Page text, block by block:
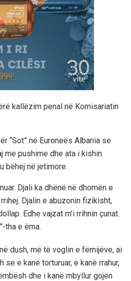
kallëzim penal në Komisariatin
“Sot” në Euroneës Albania se
me pushime dhe ata i kishin
bëhej në jetimore.
Djali ka dhënë në dhomën e
Djalin e abuzonin fizikisht,
Edhe vajzat m’i rrihnin çunat.
tha e ëma.
dush, më të voglin e fëmijëve, ai
e kanë torturuar, e kanë rrahur,
dhe i kanë mbyllur gojën